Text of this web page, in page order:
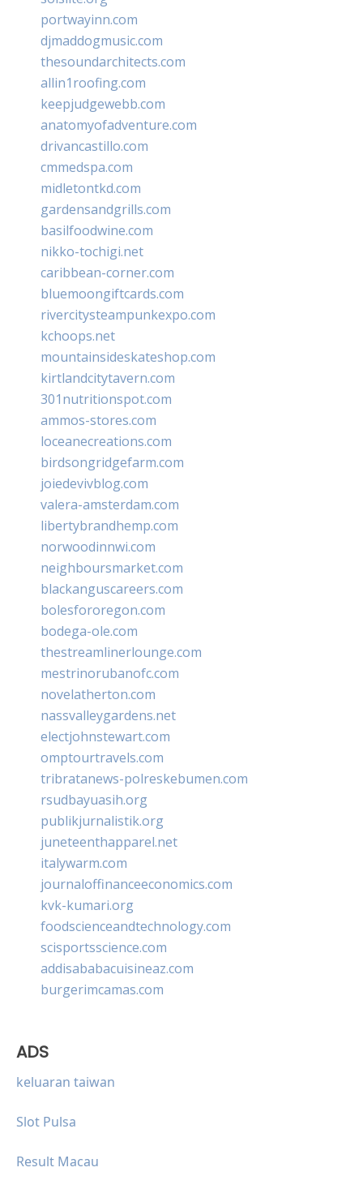
portwayinn.com
djmaddogmusic.com
thesoundarchitects.com
allin1roofing.com
keepjudgewebb.com
anatomyofadventure.com
drivancastillo.com
cmmedspa.com
midletontkd.com
gardensandgrills.com
basilfoodwine.com
nikko-tochigi.net
caribbean-corner.com
bluemoongiftcards.com
rivercitysteampunkexpo.com
kchoops.net
mountainsideskateshop.com
kirtlandcitytavern.com
301nutritionspot.com
ammos-stores.com
loceanecreations.com
birdsongridgefarm.com
joiedevivblog.com
valera-amsterdam.com
libertybrandhemp.com
norwoodinnwi.com
neighboursmarket.com
blackanguscareers.com
bolesfororegon.com
bodega-ole.com
thestreamlinerlounge.com
mestrinorubanofc.com
novelatherton.com
nassvalleygardens.net
electjohnstewart.com
omptourtravels.com
tribratanews-polreskebumen.com
rsudbayuasih.org
publikjurnalistik.org
juneteenthapparel.net
italywarm.com
journaloffinanceeconomics.com
kvk-kumari.org
foodscienceandtechnology.com
scisportsscience.com
addisababacuisineaz.com
burgerimcamas.com
ADS
keluaran taiwan
Slot Pulsa
Result Macau